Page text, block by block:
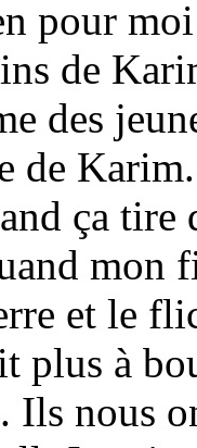
pour
de
des
de
ça tire
mon
et le
plus à
nous